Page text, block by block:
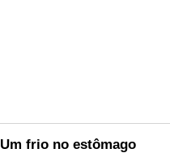
Um frio no estômago